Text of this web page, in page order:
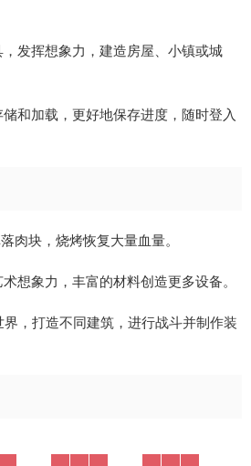
发挥想象力，建造房屋、小镇或城
和加载，更好地保存进度，随时登入
肉块，烧烤恢复大量血量。
想象力，丰富的材料创造更多设备。
，打造不同建筑，进行战斗并制作装